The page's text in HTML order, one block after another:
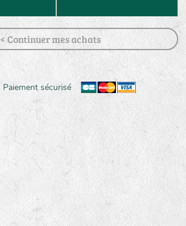
< Continuer mes achats
Paiement sécurisé